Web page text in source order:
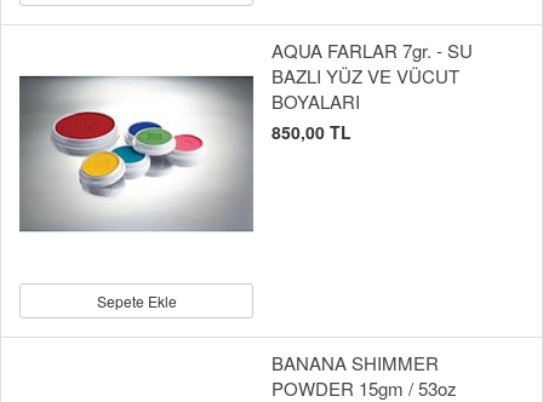
Sepete Ekle
AQUA FARLAR 7gr. - SU
BAZLI YÜZ VE VÜCUT
BOYALARI
850,00 TL
BANANA SHIMMER
POWDER 15gm / 53oz